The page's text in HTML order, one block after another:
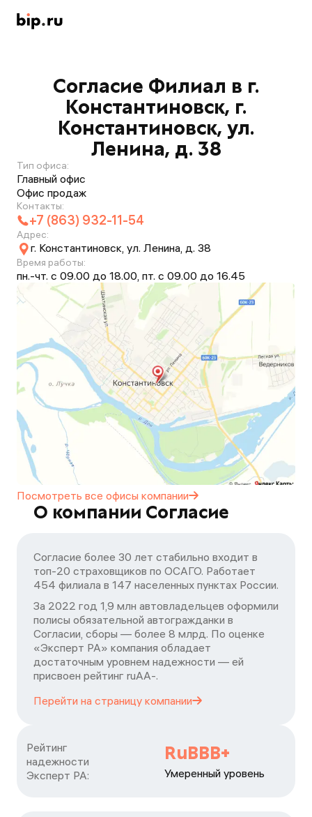
Согласие Филиал в г.
Константиновск, г.
Константиновск, ул.
Ленина, д. 38
Тип офиса:
Главный офис
Офис продаж
Контакты:
+7 (863) 932-11-54
Адрес:
г. Константиновск, ул. Ленина, д. 38
Время работы:
пн.-чт. с 09.00 до 18.00, пт. с 09.00 до 16.45
Посмотреть все офисы компании
О компании Согласие
Согласие более 30 лет стабильно входит в
топ-20 страховщиков по ОСАГО. Работает
454 филиала в 147 населенных пунктах России.
За 2022 год 1,9 млн автовладельцев оформили
полисы обязательной автогражданки в
Согласии, сборы — более 8 млрд. По оценке
«Эксперт РА» компания обладает
достаточным уровнем надежности — ей
присвоен рейтинг ruАА-.
Перейти на страницу компании
Рейтинг
надежности
Эксперт РА:
RuBBB+
Умеренный уровень